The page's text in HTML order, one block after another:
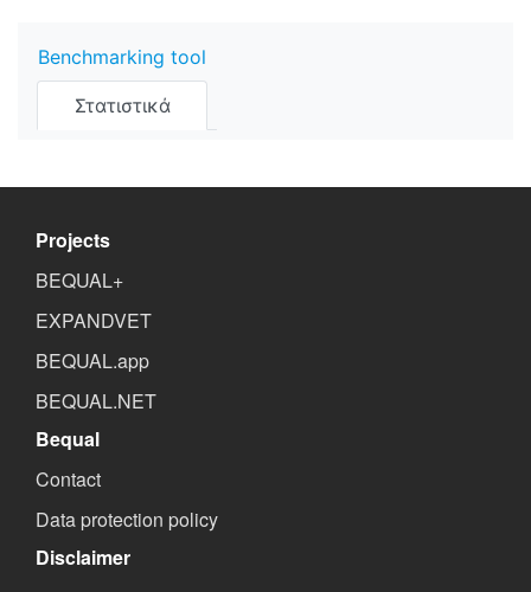
Benchmarking tool
Στατιστικά
Projects
BEQUAL+
EXPANDVET
BEQUAL.app
BEQUAL.NET
Bequal
Contact
Data protection policy
Disclaimer